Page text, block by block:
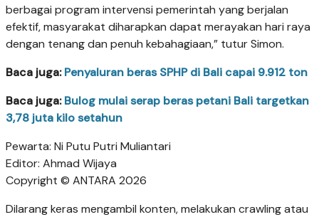
berbagai program intervensi pemerintah yang berjalan
efektif, masyarakat diharapkan dapat merayakan hari raya
dengan tenang dan penuh kebahagiaan,” tutur Simon.
Baca juga:Penyaluran beras SPHP di Bali capai 9.912 ton
Baca juga:Bulog mulai serap beras petani Bali targetkan
3,78 juta kilo setahun
Pewarta: Ni Putu Putri Muliantari
Editor: Ahmad Wijaya
Copyright © ANTARA 2026
Dilarang keras mengambil konten, melakukan crawling atau